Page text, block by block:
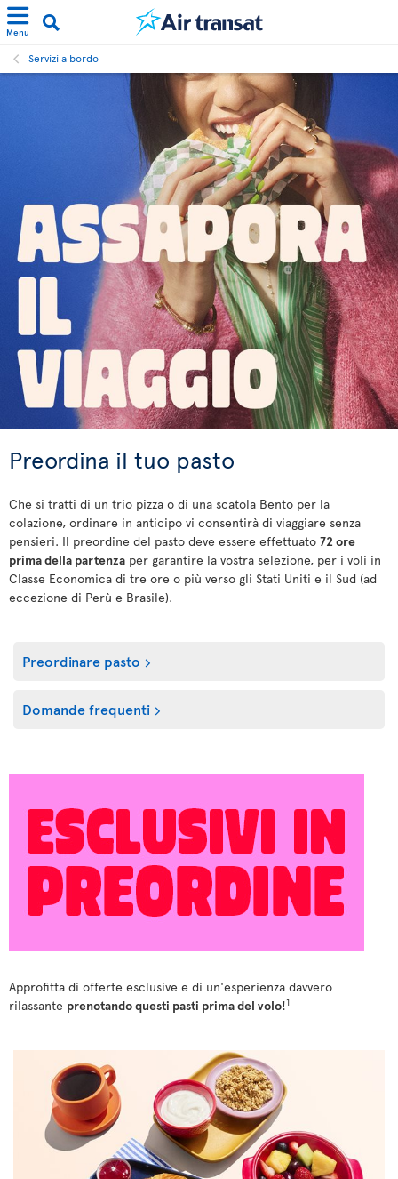
Menu
Servizi a bordo
Preordina il tuo pasto
Che si tratti di un trio pizza o di una scatola Bento per la
colazione, ordinare in anticipo vi consentirà di viaggiare senza
pensieri. Il preordine del pasto deve essere effettuato 72 ore
prima della partenza per garantire la vostra selezione, per i voli in
Classe Economica di tre ore o più verso gli Stati Uniti e il Sud (ad
eccezione di Perù e Brasile).
Preordinare pasto
Domande frequenti
Approfitta di offerte esclusive e di un'esperienza davvero
rilassante prenotando questi pasti prima del volo!1